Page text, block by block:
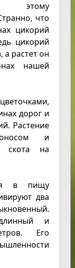
этому
что
цикорий
цикорий
а растет он
нашей
дорог и
Растение
и
скота на
в пищу
два
и
Его